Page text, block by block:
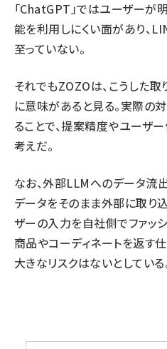
「ChatGPT」ではユーザー
能を利用しにくい面があり、
至っていない。
それでもZOZOは、こうした
に意味があると見る。実際の
ることで、提案精度やユーザ
考えだ。
なお、外部LLMへのデータ流
データをそのまま外部に取り
ザーの入力を自社側でファッ
商品やコーディネートを返す
大きなリスクはないとしている